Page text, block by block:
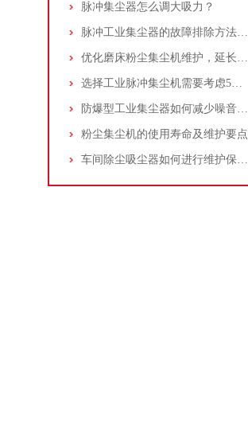
脉冲集尘器怎么调大吸力？
脉冲工业集尘器的故障排除方法和注意事项
优化磨床粉尘集尘机维护，延长设备寿命
选择工业脉冲集尘机需要考虑5大因素,你都了解吗?
防爆型工业集尘器如何减少噪音?三个方法轻松解决
粉尘集尘机的使用寿命及维护要点
车间除尘吸尘器如何进行维护保养？